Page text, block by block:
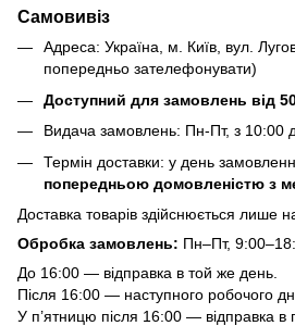
Самовивіз
Адреса: Україна, м. Київ, вул.
попередньо зателефонувати)
Доступний для замовлень від
Видача замовлень: Пн-Пт, з 10:00
Термін доставки: у день
попередньою домовленістю з
Доставка товарів здійснюється лише
Обробка замовлень: Пн–Пт,
До 16:00 — відправка в той же день.
Після 16:00 — наступного робочого
У п’ятницю після 16:00 — відправка в